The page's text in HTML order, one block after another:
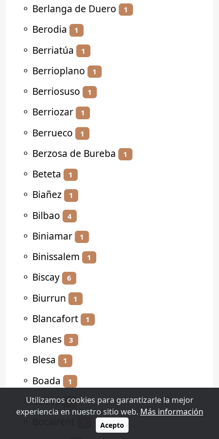
⚬ Berlanga de Duero 1
⚬ Berodia 1
⚬ Berriatúa 1
⚬ Berrioplano 1
⚬ Berriosuso 1
⚬ Berriozar 1
⚬ Berrueco 1
⚬ Berzosa de Bureba 1
⚬ Beteta 1
⚬ Biañez 1
⚬ Bilbao 4
⚬ Biniamar 1
⚬ Binissalem 1
⚬ Biscay 6
⚬ Biurrun 1
⚬ Blancafort 1
⚬ Blanes 3
⚬ Blesa 1
⚬ Boada 1
⚬Bobes 1
Utilizamos cookies para garantizarle la mejor
experiencia en nuestro sitio web. Más información
Acepto